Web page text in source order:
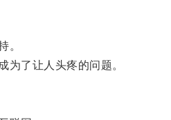
。
了让人头疼的问题。